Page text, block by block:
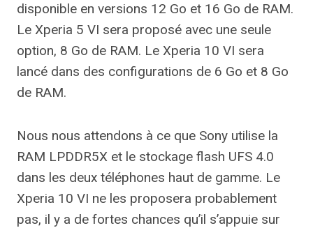
disponible en versions 12 Go et 16 Go de RAM.
Le Xperia 5 VI sera proposé avec une seule
option, 8 Go de RAM. Le Xperia 10 VI sera
lancé dans des configurations de 6 Go et 8 Go
de RAM.
Nous nous attendons à ce que Sony utilise la
RAM LPDDR5X et le stockage flash UFS 4.0
dans les deux téléphones haut de gamme. Le
Xperia 10 VI ne les proposera probablement
pas, il y a de fortes chances qu’il s’appuie sur